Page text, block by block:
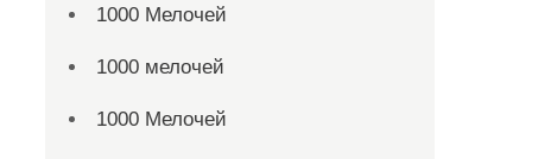
1000 Мелочей
1000 мелочей
1000 Мелочей